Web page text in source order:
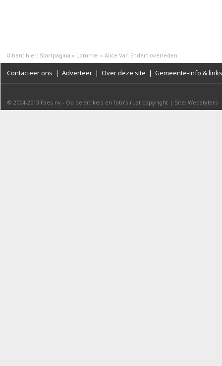
U bent hier: Startpagina » Lommel » Alice Van Endert overleden
Contacteer ons | Adverteer | Over deze site | Gemeente-info & links
© 2004-2013 Faes nv - Op de artikels en foto’s rust copyright | Site: Webstylers